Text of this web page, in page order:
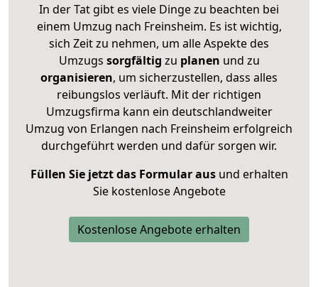
In der Tat gibt es viele Dinge zu beachten bei
einem Umzug nach Freinsheim. Es ist wichtig,
sich Zeit zu nehmen, um alle Aspekte des
Umzugs sorgfältig zu planen und zu
organisieren, um sicherzustellen, dass alles
reibungslos verläuft. Mit der richtigen
Umzugsfirma kann ein deutschlandweiter
Umzug von Erlangen nach Freinsheim erfolgreich
durchgeführt werden und dafür sorgen wir.
Füllen Sie jetzt das Formular ausund erhalten
Sie kostenlose Angebote
Kostenlose Angebote erhalten